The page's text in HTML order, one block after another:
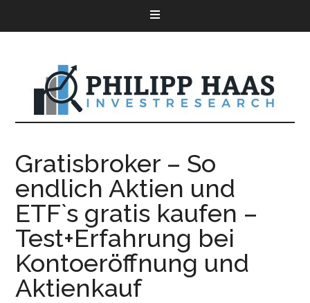
Gratisbroker – So
endlich Aktien und
ETF`s gratis kaufen –
Test+Erfahrung bei
Kontoeröffnung und
Aktienkauf